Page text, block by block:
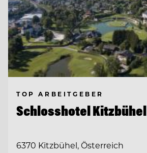
TOP ARBEITGEBER
Schlosshotel Kitzbühel
6370 Kitzbühel, Österreich